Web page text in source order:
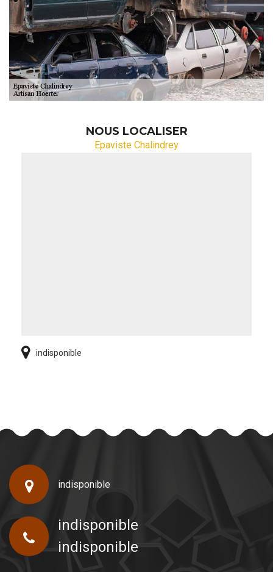
NOUS LOCALISER
Epaviste Chalindrey
indisponible
indisponible
indisponible
indisponible